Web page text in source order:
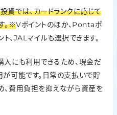
資では、カードランクに応じて
。※Vポイントのほか、Pontaポ
、JALマイルも選択できます。
入にも利用できるため、現金だ
が可能です。日常の支払いで貯
、費用負担を抑えながら資産を